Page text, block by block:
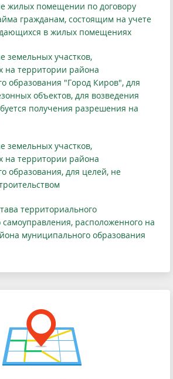
жилых помещении по договору
гражданам, состоящим на учете
в жилых помещениях
земельных участков,
на территории района
образования "Город Киров", для
объектов, для возведения
получения разрешения на
земельных участков,
на территории района
образования, для целей, не
территориального
расположенного на
муниципального образования